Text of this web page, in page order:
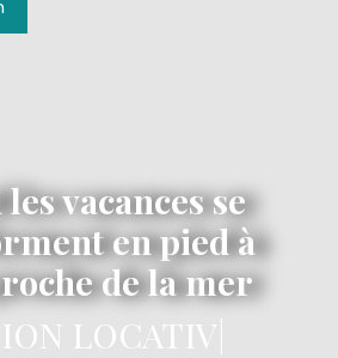
vacances se
en pied à
de la mer
LOCATIVE